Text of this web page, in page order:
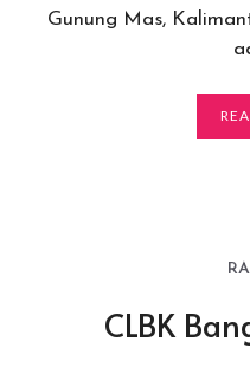
Gunung Mas,
CLBK